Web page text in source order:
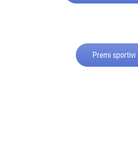
Premi sportivi